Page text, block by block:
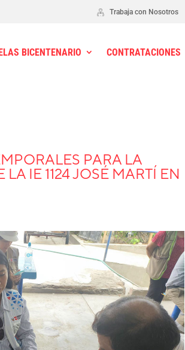
Trabaja con Nosotros
BICENTENARIO CONTRATACIONES
PARA LA
IE 1124 JOSÉ MARTÍ EN